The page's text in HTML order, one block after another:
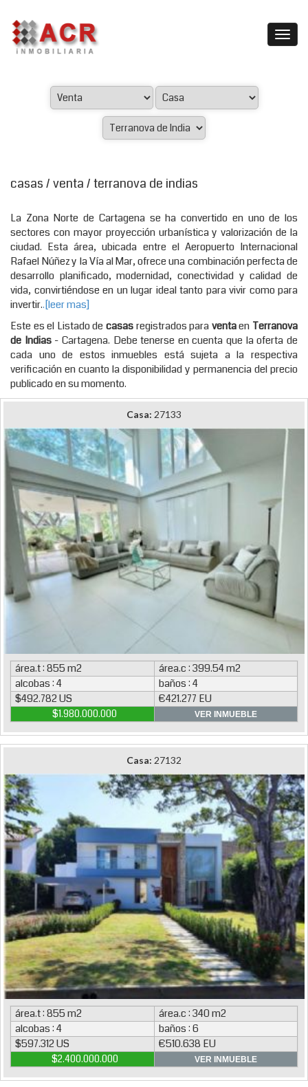
casas / venta / terranova de indias
La Zona Norte de Cartagena se ha convertido en uno de los
sectores con mayor proyección urbanística y valorización de la
ciudad. Esta área, ubicada entre el Aeropuerto Internacional
Rafael Núñez y la Vía al Mar, ofrece una combinación perfecta de
desarrollo planificado, modernidad, conectividad y calidad de
vida, convirtiéndose en un lugar ideal tanto para vivir como para
invertir..[leer mas]
Este es el Listado de casasregistrados paraventaen Terranova
de Indias- Cartagena. Debe tenerse en cuenta que la oferta de
cada uno de estos inmuebles está sujeta a la respectiva
verificación en cuanto la disponibilidad y permanencia del precio
publicado en su momento.
Casa: 27133
área.t : 855 m2
área.c : 399.54 m2
alcobas : 4
baños : 4
$492.782 US
€421.277 EU
$1.980.000.000 VER INMUEBLE
Casa: 27132
área.t : 855 m2
área.c : 340 m2
alcobas : 4
baños : 6
$597.312 US
€510.638 EU
$2.400.000.000 VER INMUEBLE